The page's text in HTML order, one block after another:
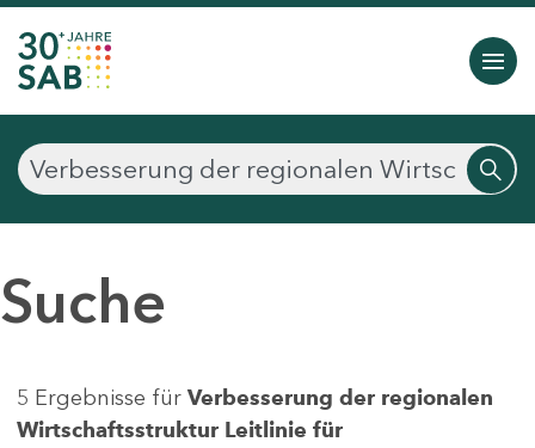
Suche
5 Ergebnisse für Verbesserung der regionalen
Wirtschaftsstruktur Leitlinie für